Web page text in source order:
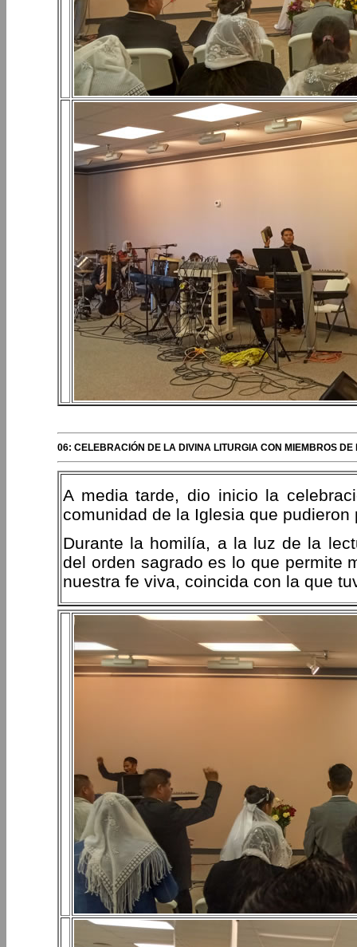
06: CELEBRACIÓN DE LA DIVINA LITURGIA CON MIEMBROS
A media tarde, dio inicio la
comunidad de la Iglesia que
Durante la homilía, a la luz de la
del orden sagrado es lo que permite
nuestra fe viva, coincida con la que